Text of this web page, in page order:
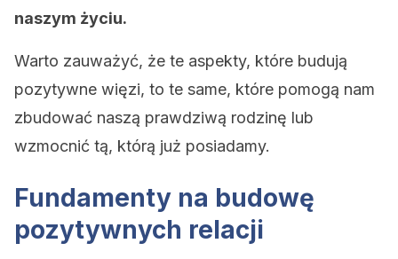
naszym życiu.
Warto zauważyć, że te aspekty, które budują
pozytywne więzi, to te same, które pomogą nam
zbudować naszą prawdziwą rodzinę lub
wzmocnić tą, którą już posiadamy.
Fundamenty na budowę
pozytywnych relacji